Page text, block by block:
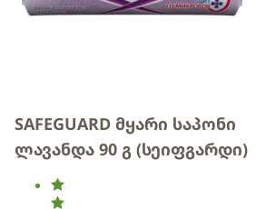
SAFEGUARD მყარი საპონი
ლავანდა 90 გ (სეიფგარდი)